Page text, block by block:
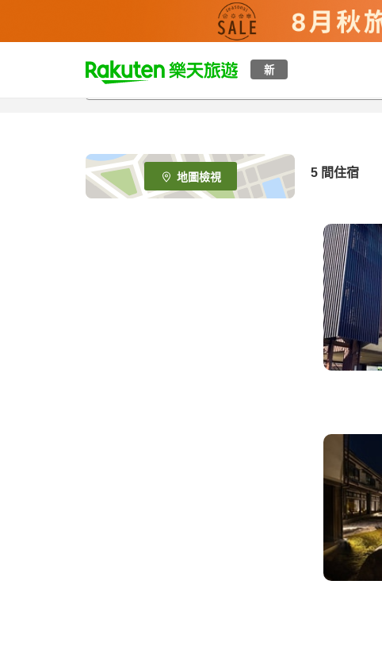
新
t
p
e
_
s
地圖檢視 5 間住宿